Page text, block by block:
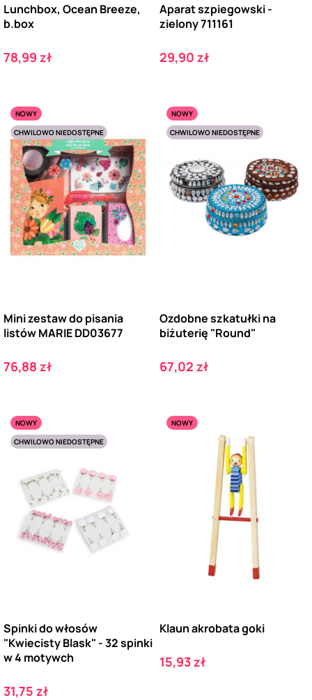
Lunchbox, Ocean Breeze,
b.box
Cena
78,99 zł
Aparat szpiegowski -
zielony 711161
Cena
29,90 zł
NOWY
CHWILOWO NIEDOSTĘPNE
Mini zestaw do pisania
listów MARIE DD03677
Cena
76,88 zł
NOWY
CHWILOWO NIEDOSTĘPNE
Ozdobne szkatułki na
biżuterię "Round"
Cena
67,02 zł
NOWY
CHWILOWO NIEDOSTĘPNE
Spinki do włosów
"Kwiecisty Blask" - 32 spinki
w 4 motywch
Cena
31,75 zł
NOWY
Klaun akrobata goki
Cena
15,93 zł